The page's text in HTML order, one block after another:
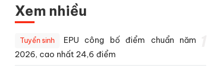
Xem nhiều
Tuyển sinh
EPU công bố điểm chuẩn năm
2026, cao nhất 24,6 điểm